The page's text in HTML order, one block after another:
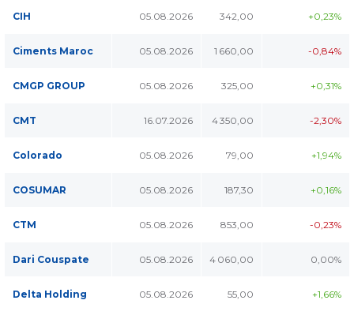
CIH 05.08.2026 342,00 +0,23%
Ciments Maroc 05.08.2026 1 660,00 -0,84%
CMGP GROUP 05.08.2026 325,00 +0,31%
CMT 16.07.2026 4 350,00 -2,30%
Colorado 05.08.2026 79,00 +1,94%
COSUMAR 05.08.2026 187,30 +0,16%
CTM 05.08.2026 853,00 -0,23%
Dari Couspate 05.08.2026 4 060,00 0,00%
Delta Holding 05.08.2026 55,00 +1,66%